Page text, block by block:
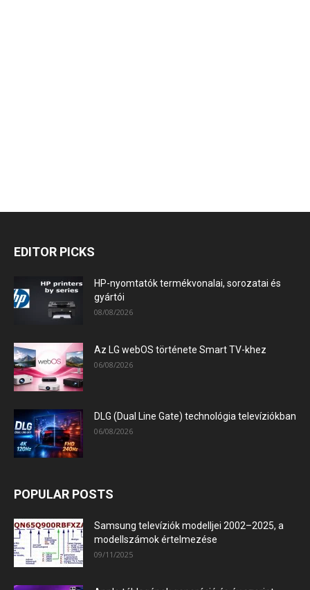
EDITOR PICKS
HP-nyomtatók termékvonalai, sorozatai és
gyártói
08/08/2026
Az LG webOS története Smart TV-khez
06/08/2026
DLG (Dual Line Gate) technológia televíziókban
06/08/2026
POPULAR POSTS
Samsung televíziók modelljei 2002–2025, a
modellszámok értelmezése
09/11/2025